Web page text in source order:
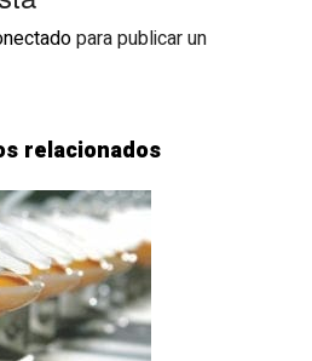
para publicar un
relacionados